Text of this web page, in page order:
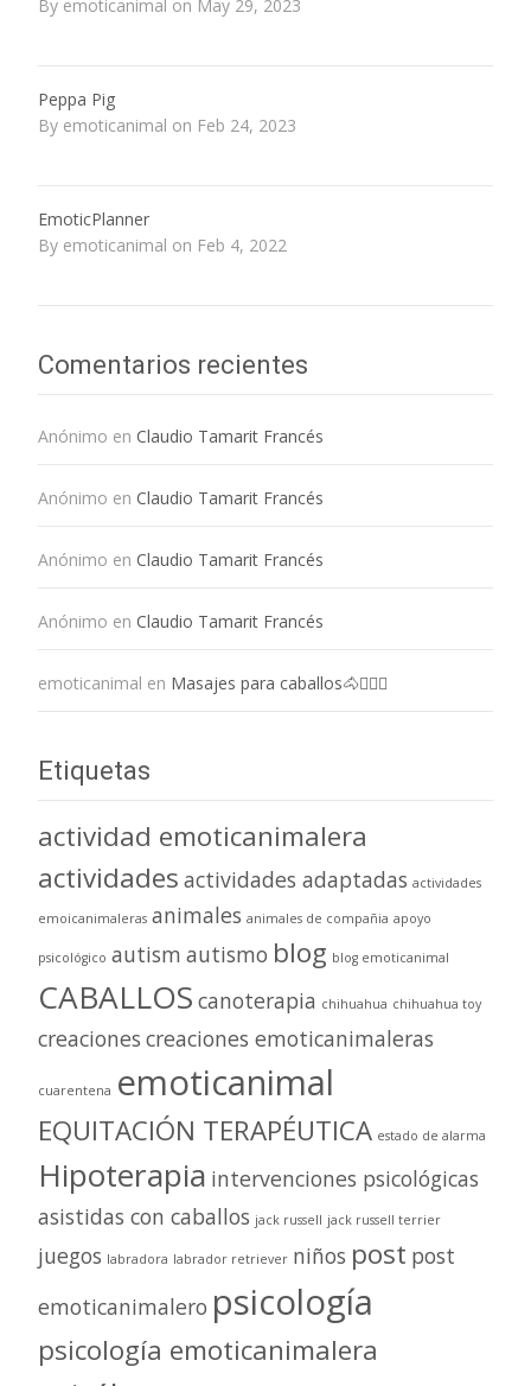
By emoticanimal on May 29, 2023
Peppa Pig
By emoticanimal on Feb 24, 2023
EmoticPlanner
By emoticanimal on Feb 4, 2022
Comentarios recientes
Anónimo en Claudio Tamarit Francés
Anónimo en Claudio Tamarit Francés
Anónimo en Claudio Tamarit Francés
Anónimo en Claudio Tamarit Francés
emoticanimal en Masajes para caballos🐴💆🏻‍♀️
Etiquetas
actividad emoticanimalera
actividades actividades adaptadas actividades
emoicanimaleras animales animales de compañia apoyo
psicológico autism autismo blog blog emoticanimal
CABALLOS canoterapia chihuahua chihuahua toy
creaciones creaciones emoticanimaleras
cuarentena emoticanimal
EQUITACIÓN TERAPÉUTICA estado de alarma
Hipoterapia intervenciones psicológicas
asistidas con caballos jack russell jack russell terrier
juegos labradora labrador retriever niños post post
emoticanimalero psicología
psicología emoticanimalera